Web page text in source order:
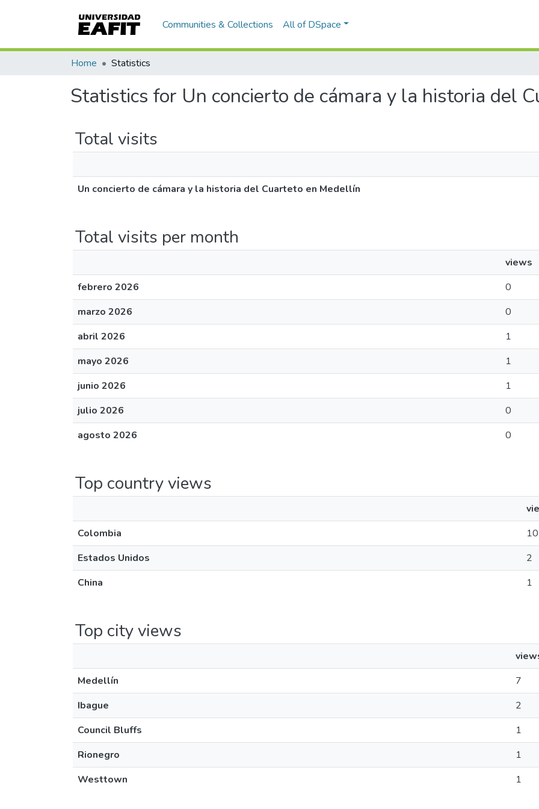
Communities & Collections All of DSpace
Home Statistics
Statistics for Un concierto de cámara y la historia del
Total visits
Un concierto de cámara y la historia del Cuarteto en Medellín
Total visits per month
views
febrero 2026
0
marzo 2026
0
abril 2026
1
mayo 2026
1
junio 2026
1
julio 2026
0
agosto 2026
0
Top country views
Colombia
10
Estados Unidos
2
China
1
Top city views
Medellín
7
Ibague
2
Council Bluffs
1
Rionegro
1
Westtown
1